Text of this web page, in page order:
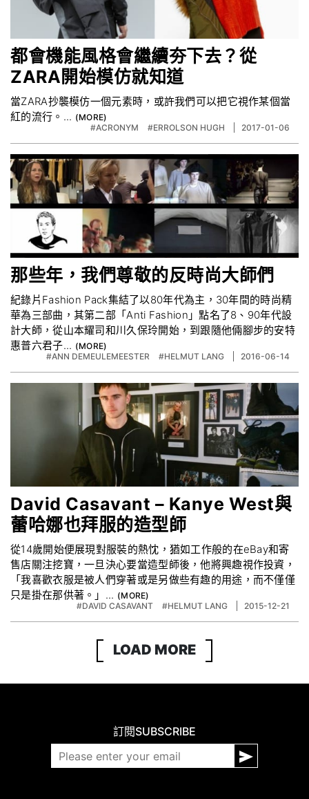
都會機能風格會繼續夯下去？從
ZARA開始模仿就知道
當ZARA抄襲模仿一個元素時，或許我們可以把它視作某個當
紅的流行。...
#ACRONYM #ERROLSON HUGH 2017-01-06
那些年，我們尊敬的反時尚大師們
紀錄片Fashion Pack集結了以80年代為主，30年間的時尚精
華為三部曲，其第二部「Anti Fashion」點名了8、90年代設
計大師，從山本耀司和川久保玲開始，到跟隨他倆腳步的安特
惠普六君子...
#ANN DEMEULEMEESTER #HELMUT LANG 2016-06-14
David Casavant – Kanye West與
蕾哈娜也拜服的造型師
從14歲開始便展現對服裝的熱忱，猶如工作般的在eBay和寄
售店關注挖寶，一旦決心要當造型師後，他將興趣視作投資，
「我喜歡衣服是被人們穿著或是另做些有趣的用途，而不僅僅
只是掛在那供著。」...
#DAVID CASAVANT #HELMUT LANG 2015-12-21
LOAD MORE
訂閱SUBSCRIBE